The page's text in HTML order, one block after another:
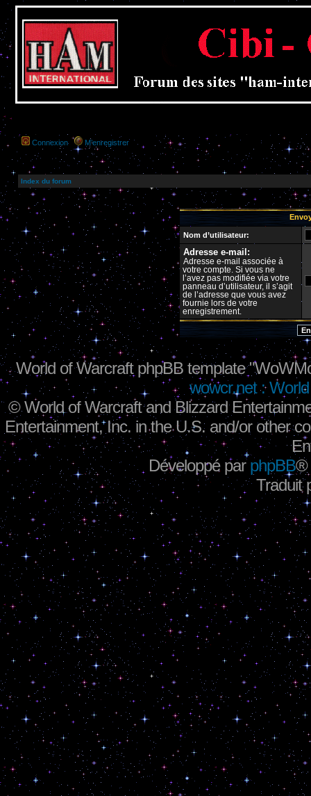
Connexion M’enregistrer
Index du forum
Nom d’utilisateur:
Adresse e-mail:
Adresse e-mail associée à
votre compte. Si vous ne
l’avez pas modifiée via votre
panneau d’utilisateur, il s’agit
de l’adresse que vous avez
fournie lors de votre
enregistrement.
World of Warcraft phpBB template
wowcr.net :
©World of Warcraft and Blizzard
Entertainment, Inc. in the U.S. and/or other
Développé parphpBB®
Traduit